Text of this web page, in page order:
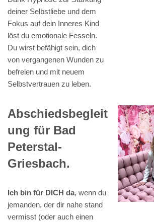
deiner Selbstliebe und dem
Fokus auf dein Inneres Kind
löst du emotionale Fesseln.
Du wirst befähigt sein, dich
von vergangenen Wunden zu
befreien und mit neuem
Selbstvertrauen zu leben.
Abschiedsbegleit
ung für Bad
Peterstal-
Griesbach.
Ich bin für DICH da, wenn du
jemanden, der dir nahe stand
vermisst (oder auch einen